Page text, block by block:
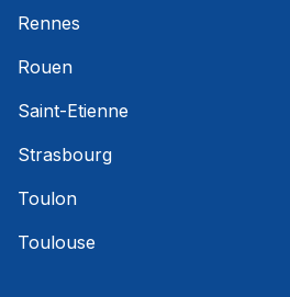
Rennes
Rouen
Saint-Etienne
Strasbourg
Toulon
Toulouse